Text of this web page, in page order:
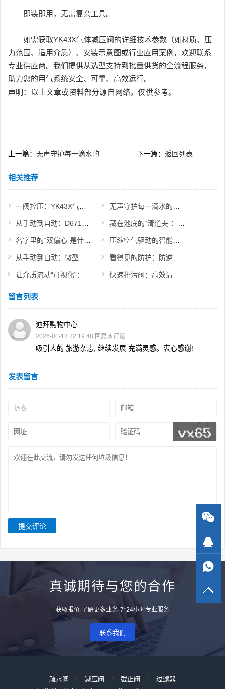
即装即用，无需复杂工具。
如需获取YK43X气体减压阀的详细技术参数（如材质、压
力范围、适用介质）、安装示意图或行业应用案例，欢迎联系
专业供应商。我们提供从选型支持到批量供货的全流程服务，
助力您的用气系统安全、可靠、高效运行。
声明：以上文章或资料部分源自网络，仅供参考。
上一篇： 无声守护每一滴水的流向：立式止回阀的使命 下一篇： 返回列表
相关推荐
留言列表
迪拜购物中心
2026-01-13 22:19:48 回复该评论
吸引人的 旅游杂志, 继续发展 充满灵感。衷心感谢!
发表留言
提交评论
真诚期待与您的合作
获取报价·了解更多业务·7*24小时专业服务
联系我们
疏水阀 / 减压阀 / 截止阀 / 过滤器